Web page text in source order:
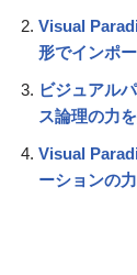
Visual
形でインポ
ビジュアル
ス論理の力
Visual
ーションの